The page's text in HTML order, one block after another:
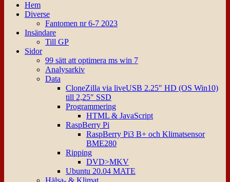
Hem
Diverse
Fantomen nr 6-7 2023
Insändare
Till GP
Sidor
99 sätt att optimera ms win 7
Analysarkiv
Data
CloneZilla via liveUSB 2.25″ HD (OS Win10)
till 2,25″ SSD
Programmering
HTML & JavaScript
RaspBerry Pi
RaspBerry Pi3 B+ och Klimatsensor
BME280
Ripping
DVD>MKV
Ubuntu 20.04 MATE